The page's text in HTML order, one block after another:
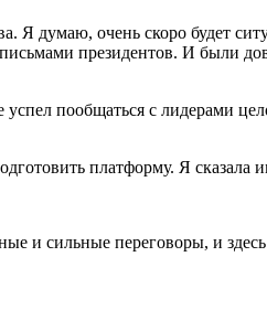
Я думаю, очень скоро будет
президентов. И были
пообщаться с лидерами
платформу. Я
и сильные переговоры, и